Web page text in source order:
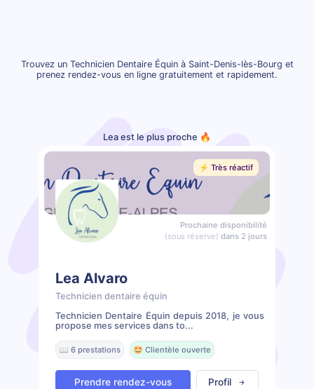
Trouvez un Technicien Dentaire Équin à Saint-Denis-lès-Bourg et
prenez rendez-vous en ligne gratuitement et rapidement.
Lea est le plus proche 🔥
⚡️ Très réactif
Prochaine disponibilité
(sous réserve) dans 2 jours
Lea Alvaro
Technicien dentaire équin
Technicien Dentaire Équin depuis 2018, je vous
propose mes services dans to...
📖 6 prestations 🤩 Clientèle ouverte
Prendre rendez-vous Profil